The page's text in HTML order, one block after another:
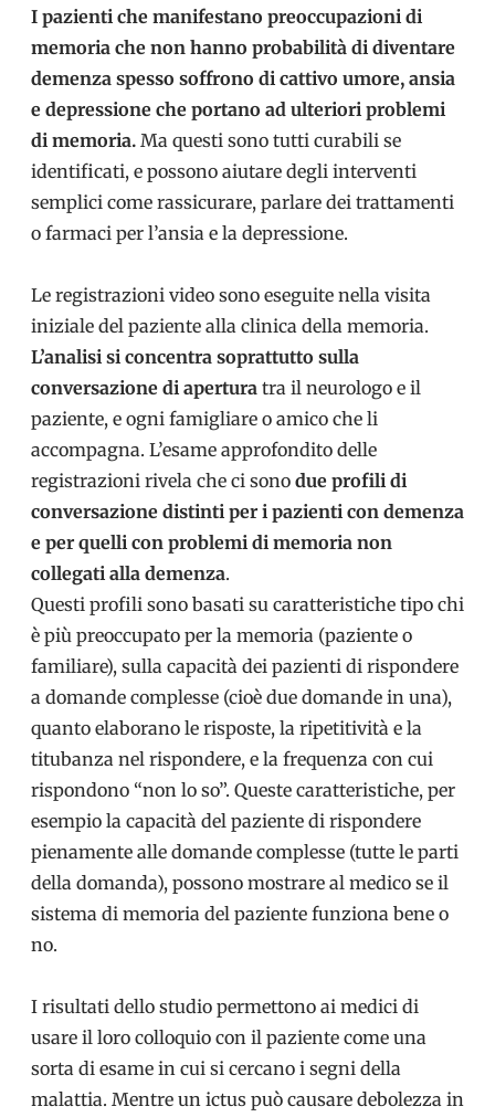
I pazienti che manifestano preoccupazioni di
memoria che non hanno probabilità di diventare
demenza spesso soffrono di cattivo umore, ansia
e depressione che portano ad ulteriori problemi
di memoria. Ma questi sono tutti curabili se
identificati, e possono aiutare degli interventi
semplici come rassicurare, parlare dei trattamenti
o farmaci per l’ansia e la depressione.
Le registrazioni video sono eseguite nella visita
iniziale del paziente alla clinica della memoria.
L’analisi si concentra soprattutto sulla
conversazione di apertura tra il neurologo e il
paziente, e ogni famigliare o amico che li
accompagna. L’esame approfondito delle
registrazioni rivela che ci sono due profili di
conversazione distinti per i pazienti con demenza
e per quelli con problemi di memoria non
collegati alla demenza.
Questi profili sono basati su caratteristiche tipo chi
è più preoccupato per la memoria (paziente o
familiare), sulla capacità dei pazienti di rispondere
a domande complesse (cioè due domande in una),
quanto elaborano le risposte, la ripetitività e la
titubanza nel rispondere, e la frequenza con cui
rispondono “non lo so”. Queste caratteristiche, per
esempio la capacità del paziente di rispondere
pienamente alle domande complesse (tutte le parti
della domanda), possono mostrare al medico se il
sistema di memoria del paziente funziona bene o
no.
I risultati dello studio permettono ai medici di
usare il loro colloquio con il paziente come una
sorta di esame in cui si cercano i segni della
malattia. Mentre un ictus può causare debolezza in